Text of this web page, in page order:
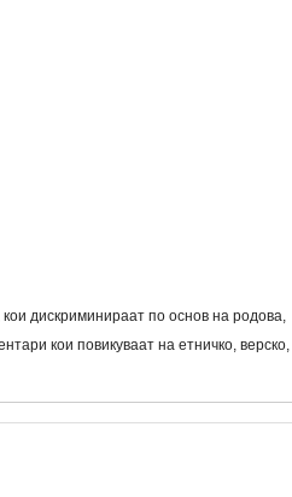
дискриминираат по основ на родова,
кои повикуваат на етничко, верско,